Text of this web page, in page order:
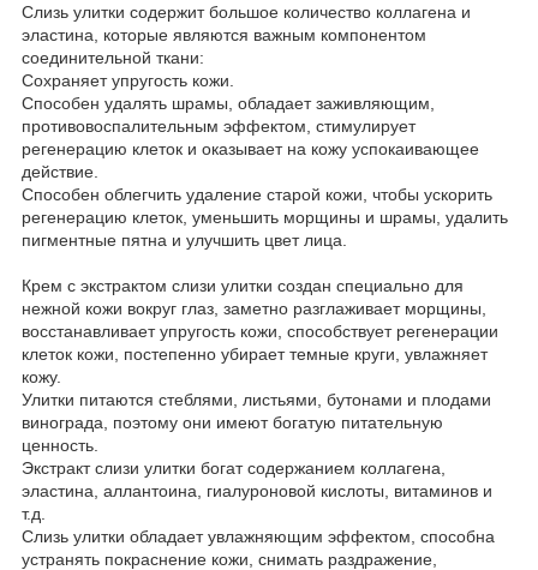
Слизь улитки содержит большое количество коллагена и
эластина, которые являются важным компонентом
соединительной ткани:
Сохраняет упругость кожи.
Способен удалять шрамы, обладает заживляющим,
противовоспалительным эффектом, стимулирует
регенерацию клеток и оказывает на кожу успокаивающее
действие.
Способен облегчить удаление старой кожи, чтобы ускорить
регенерацию клеток, уменьшить морщины и шрамы, удалить
пигментные пятна и улучшить цвет лица.
Крем с экстрактом слизи улитки создан специально для
нежной кожи вокруг глаз, заметно разглаживает морщины,
восстанавливает упругость кожи, способствует регенерации
клеток кожи, постепенно убирает темные круги, увлажняет
кожу.
Улитки питаются стеблями, листьями, бутонами и плодами
винограда, поэтому они имеют богатую питательную
ценность.
Экстракт слизи улитки богат содержанием коллагена,
эластина, аллантоина, гиалуроновой кислоты, витаминов и
т.д.
Слизь улитки обладает увлажняющим эффектом, способна
устранять покраснение кожи, снимать раздражение,